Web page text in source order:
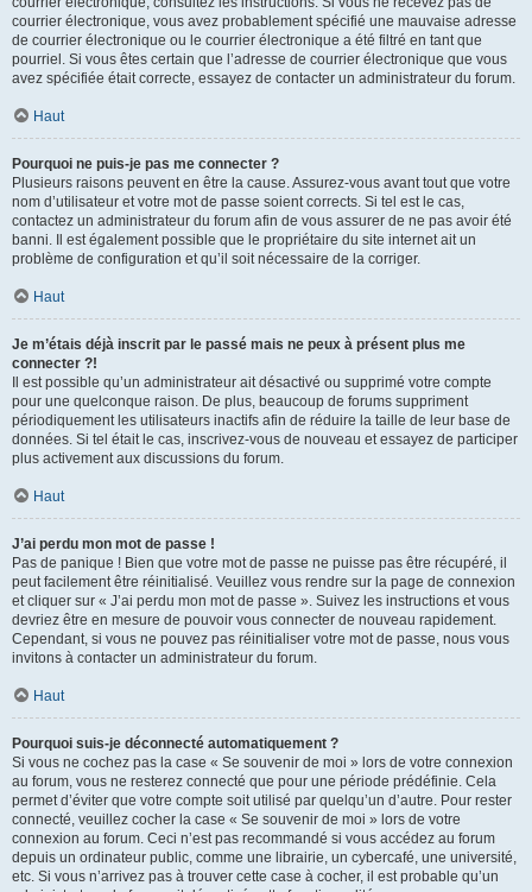
courrier électronique, vous avez probablement spécifié une mauvaise adresse
de courrier électronique ou le courrier électronique a été filtré en tant que
pourriel. Si vous êtes certain que l’adresse de courrier électronique que vous
avez spécifiée était correcte, essayez de contacter un administrateur du forum.
Haut
Pourquoi ne puis-je pas me connecter ?
Plusieurs raisons peuvent en être la cause. Assurez-vous avant tout que votre
nom d’utilisateur et votre mot de passe soient corrects. Si tel est le cas,
contactez un administrateur du forum afin de vous assurer de ne pas avoir été
banni. Il est également possible que le propriétaire du site internet ait un
problème de configuration et qu’il soit nécessaire de la corriger.
Haut
Je m’étais déjà inscrit par le passé mais ne peux à présent plus me
connecter ?!
Il est possible qu’un administrateur ait désactivé ou supprimé votre compte
pour une quelconque raison. De plus, beaucoup de forums suppriment
périodiquement les utilisateurs inactifs afin de réduire la taille de leur base de
données. Si tel était le cas, inscrivez-vous de nouveau et essayez de participer
plus activement aux discussions du forum.
Haut
J’ai perdu mon mot de passe !
Pas de panique ! Bien que votre mot de passe ne puisse pas être récupéré, il
peut facilement être réinitialisé. Veuillez vous rendre sur la page de connexion
et cliquer sur « J’ai perdu mon mot de passe ». Suivez les instructions et vous
devriez être en mesure de pouvoir vous connecter de nouveau rapidement.
Cependant, si vous ne pouvez pas réinitialiser votre mot de passe, nous vous
invitons à contacter un administrateur du forum.
Haut
Pourquoi suis-je déconnecté automatiquement ?
Si vous ne cochez pas la case « Se souvenir de moi » lors de votre connexion
au forum, vous ne resterez connecté que pour une période prédéfinie. Cela
permet d’éviter que votre compte soit utilisé par quelqu’un d’autre. Pour rester
connecté, veuillez cocher la case « Se souvenir de moi » lors de votre
connexion au forum. Ceci n’est pas recommandé si vous accédez au forum
depuis un ordinateur public, comme une librairie, un cybercafé, une université,
etc. Si vous n’arrivez pas à trouver cette case à cocher, il est probable qu’un